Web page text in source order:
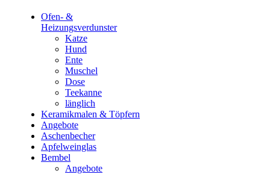
Ofen- &
Heizungsverdunster
Katze
Hund
Ente
Muschel
Dose
Teekanne
länglich
Keramikmalen & Töpfern
Angebote
Aschenbecher
Apfelweinglas
Bembel
Angebote